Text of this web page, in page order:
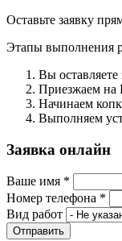
Оставьте заявку
Этапы выполнения
Вы оcтавляете
Приезжаем на
Начинаем
Выполняем
Заявка онлайн
Ваше имя *
Номер телефона *
Вид работ
Отправить